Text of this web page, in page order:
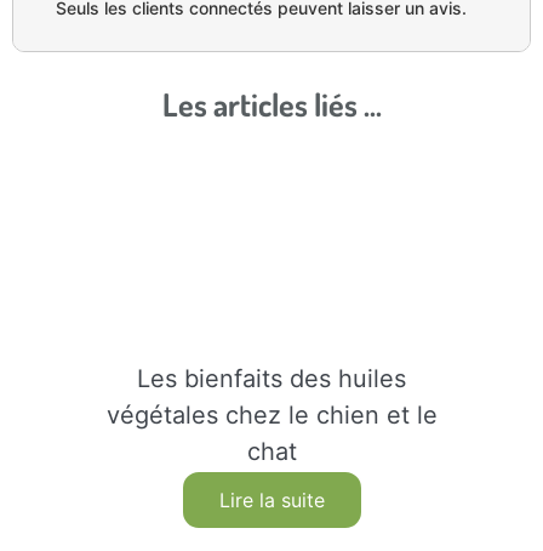
Seuls les clients connectés peuvent laisser un avis.
Les articles liés ...
Les bienfaits des huiles
végétales chez le chien et le
chat
Lire la suite